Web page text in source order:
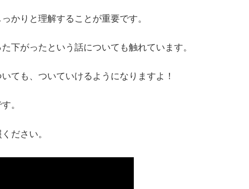
かりと理解することが重要です。
下がったという話についても触れています。
ても、ついていけるようになりますよ！
。
ださい。